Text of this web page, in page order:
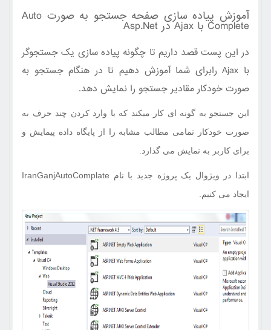
آموزش پیاده سازی صفحه جستجو به صورت Auto
Complete با Ajax در Asp.Net
در این پست قصد داریم تا چگونه پیاده سازی یک جستجوگر
با Ajaxرابرای شما آموزش دهیم تا در هنگام جستجو به
صورت خودکار مقادیر جستجو را نمایش دهد.
این جستجو به گونه ای کار میکند که با وارد کردن چند حرف به
صورت خودکار تمامی مطالب مشابه را از پایگاه داده پیمایش و
برای کاربر به نمایش می گذارد.
ابتدا در ویژوال یک پروژه جدید با نام IranGanjAutoComplate
ایجاد می کنیم.